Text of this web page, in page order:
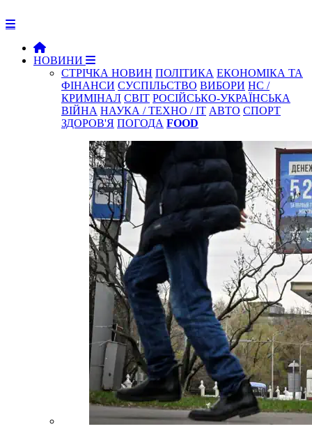
НОВИНИ
СТРІЧКА НОВИН ПОЛІТИКА ЕКОНОМІКА ТА
ФІНАНСИ СУСПІЛЬСТВО ВИБОРИ НС /
КРИМІНАЛ СВІТ РОСІЙСЬКО-УКРАЇНСЬКА
ВІЙНА НАУКА / ТЕХНО / IT АВТО СПОРТ
ЗДОРОВ'Я ПОГОДА FOOD